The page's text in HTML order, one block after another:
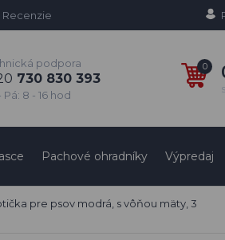
priateľa.
Recenzie
podpora
730 830 393
Pá: 8 - 16 hod
0
Pachové ohradníky Výpredaj
pre psov modrá, s vôňou mäty, 3